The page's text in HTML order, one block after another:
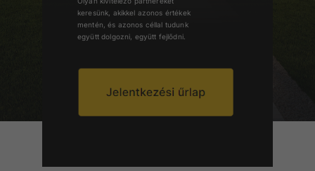
keresünk, akikkel azonos értékek
mentén, és azonos céllal tudunk
együtt dolgozni, együtt fejlődni.